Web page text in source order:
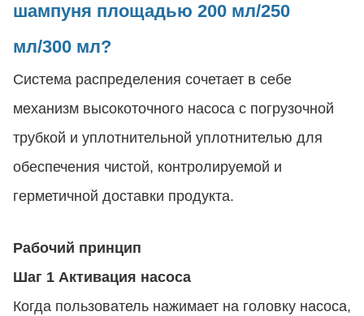
шампуня площадью 200 мл/250
мл/300 мл?
Система распределения сочетает в себе
механизм высокоточного насоса с погрузочной
трубкой и уплотнительной уплотнителью для
обеспечения чистой, контролируемой и
герметичной доставки продукта.
Рабочий принцип
Шаг 1 Активация насоса
Когда пользователь нажимает на головку насоса,